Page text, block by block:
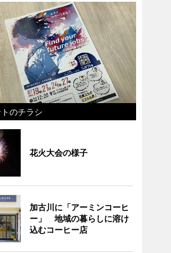
のチラシ
花火大会の様子
加古川に「アーミンコーヒ
ー」 地域の暮らしに溶け
込むコーヒー店